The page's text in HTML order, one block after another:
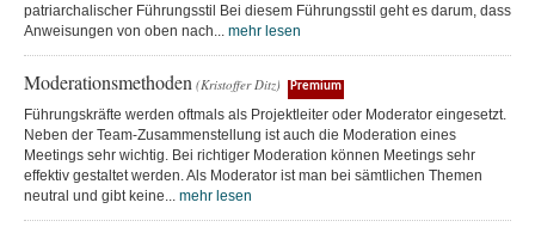
patriarchalischer Führungsstil Bei diesem Führungsstil geht es darum, dass
Anweisungen von oben nach... mehr lesen
Moderationsmethoden (Kristoffer Ditz) Premium
Führungskräfte werden oftmals als Projektleiter oder Moderator eingesetzt.
Neben der Team-Zusammenstellung ist auch die Moderation eines
Meetings sehr wichtig. Bei richtiger Moderation können Meetings sehr
effektiv gestaltet werden. Als Moderator ist man bei sämtlichen Themen
neutral und gibt keine... mehr lesen